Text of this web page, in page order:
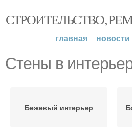
СТРОИТЕЛЬСТВО,
главная новости
Стены в
Бежевый интерьер